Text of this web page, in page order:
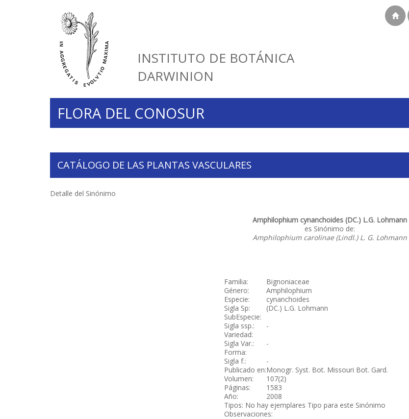
INSTITUTO DE BOTÁNICA
DARWINION
FLORA DEL CONOSUR
CATÁLOGO DE LAS PLANTAS VASCULARES
Detalle del Sinónimo
Amphilophium cynanchoides (DC.) L.G. Lohmann
es Sinónimo de:
Amphilophium carolinae (Lindl.) L. G. Lohmann
Familia:
Bignoniaceae
Género:
Amphilophium
Especie:
cynanchoides
Sigla Sp:
(DC.) L.G. Lohmann
SubEspecie:
Sigla ssp.:
-
Variedad:
Sigla Var.:
-
Forma:
Sigla f.:
-
Publicado en:Monogr. Syst. Bot. Missouri Bot. Gard.
Volumen:
107(2)
Páginas:
1583
Año:
2008
Tipos: No hay ejemplares Tipo para este Sinónimo
Observaciones: